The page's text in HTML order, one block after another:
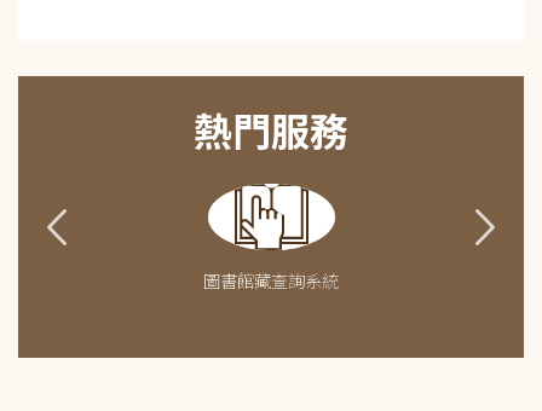
熱門服務
圖書館藏查詢系統